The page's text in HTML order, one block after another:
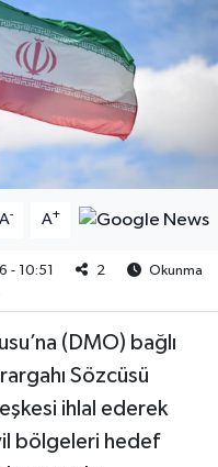
A- A+
- 10:51 2
Okunma
(DMO) bağlı
Sözcüsü
ihlal ederek
bölgeleri hedef